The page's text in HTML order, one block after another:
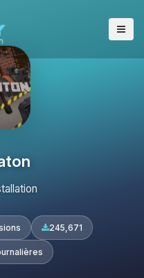
245,671